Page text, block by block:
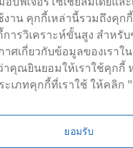
ด 620 hp 1969cc
อ เบาะหนัง
งชัน
าน คุกกี้เหล่านี้รวมถึงคุก
ารวิเคราะห์ขั้นสูง สำหรับ
ศเกี่ยวกับข้อมูลของเราใ
าคุณยินยอมให้เราใช้คุกกี้
ะเภทคุกกี้ที่เราใช้ ให้คลิก
ยอมรับ